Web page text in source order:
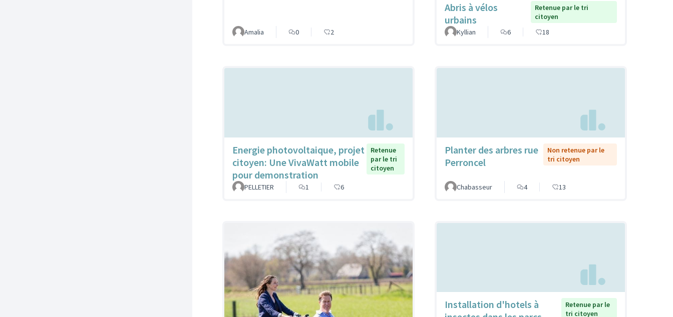
Amalia 0 2
Abris à vélos
urbains
Retenue par le tri
citoyen
Kyllian
6 18
Energie photovoltaique, projet
citoyen: Une VivaWatt mobile
pour demonstration
Retenue
par le tri
citoyen
PELLETIER 1 6
Planter des arbres rue
Perroncel
Non retenue par le
tri citoyen
Chabasseur 4 13
Installation d'hotels à
Retenue par le
tri citoyen